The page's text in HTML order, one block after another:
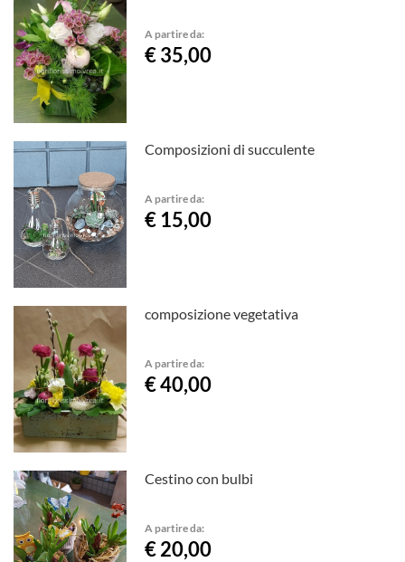
A partire da:
€ 35,00
Composizioni di succulente
A partire da:
€ 15,00
composizione vegetativa
A partire da:
€ 40,00
Cestino con bulbi
A partire da:
€ 20,00